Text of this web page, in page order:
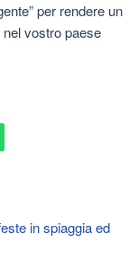
per rendere un
nel vostro paese
in spiaggia ed